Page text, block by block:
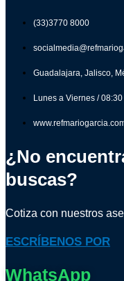
(33)3770 8000
Guadalajara, Jalisco,
Lunes a Viernes /
¿No
buscas?
Cotiza con nuestros
ESCRÍBENOS POR
WhatsApp